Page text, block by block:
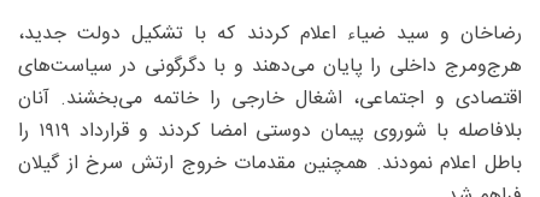
رضاخان و سید ضیاء اعلام کردند که با تشکیل دولت جدید،
هرج‌ومرج داخلی را پایان می‌دهند و با دگرگونی در سیاست‌های
اقتصادی و اجتماعی، اشغال خارجی را خاتمه می‌بخشند. آنان
بلافاصله با شوروی پیمان دوستی امضا کردند و قرارداد ۱۹۱۹ را
باطل اعلام نمودند. همچنین مقدمات خروج ارتش سرخ از گیلان